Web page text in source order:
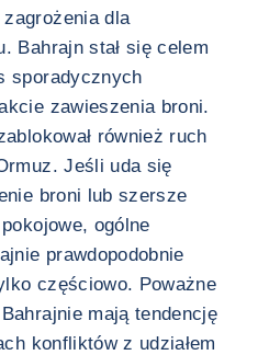
dla
Bahrajn stał się celem
sporadycznych
zawieszenia broni.
również ruch
Jeśli uda się
broni lub szersze
ogólne
prawdopodobnie
częściowo. Poważne
mają tendencję
konfliktów z udziałem